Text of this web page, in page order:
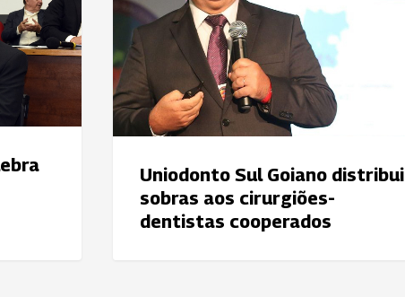
sobras
aos
cirurgiões-
dentistas
cooperados
Uniodonto Sul Goiano distribui
sobras aos cirurgiões-
dentistas cooperados